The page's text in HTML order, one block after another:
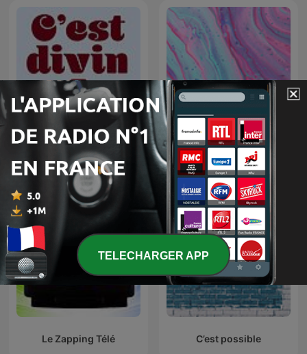
C’EST DIVIN Música de SPOTIFY
Le Zapping Télé C’est possible
TELECHARGER APP